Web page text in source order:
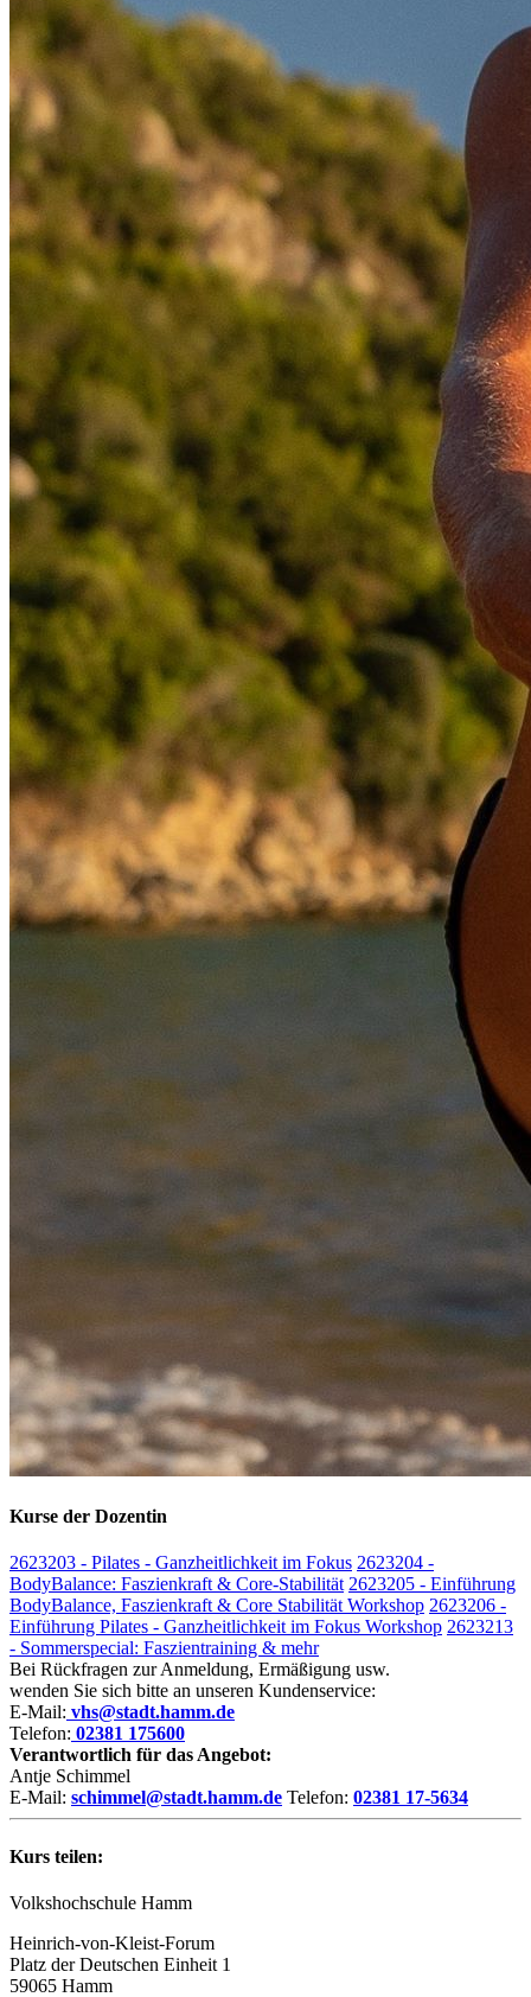
Kurse der Dozentin
2623203 - Pilates - Ganzheitlichkeit im Fokus 2623204 -
BodyBalance: Faszienkraft & Core-Stabilität 2623205 - Einführung
BodyBalance, Faszienkraft & Core Stabilität Workshop 2623206 -
Einführung Pilates - Ganzheitlichkeit im Fokus Workshop 2623213
- Sommerspecial: Faszientraining & mehr
Bei Rückfragen zur Anmeldung, Ermäßigung usw.
wenden Sie sich bitte an unseren Kundenservice:
E-Mail: vhs@stadt.hamm.de
Telefon: 02381 175600
Verantwortlich für das Angebot:
Antje Schimmel
E-Mail: schimmel@stadt.hamm.de Telefon: 02381 17-5634
Kurs teilen:
Volkshochschule Hamm
Heinrich-von-Kleist-Forum
Platz der Deutschen Einheit 1
59065 Hamm